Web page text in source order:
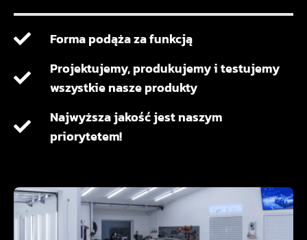
Forma podąża za funkcją
Projektujemy, produkujemy i testujemy
wszystkie nasze produkty
Najwyższa jakość jest naszym
priorytetem!